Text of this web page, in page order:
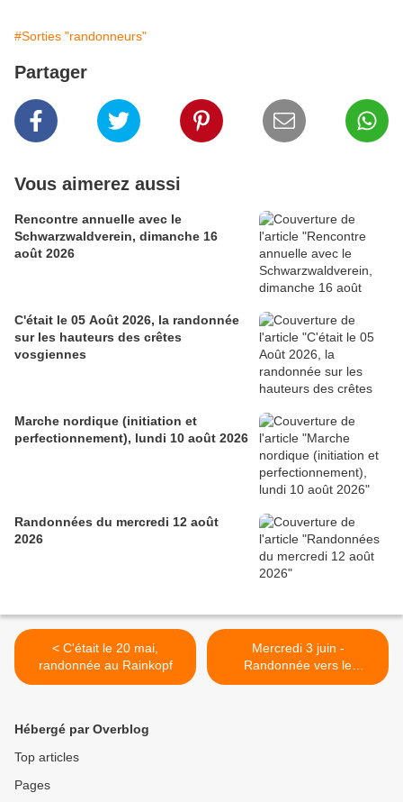
#Sorties "randonneurs"
Partager
Vous aimerez aussi
Rencontre annuelle avec le
Schwarzwaldverein, dimanche 16
août 2026
C'était le 05 Août 2026, la randonnée
sur les hauteurs des crêtes
vosgiennes
Marche nordique (initiation et
perfectionnement), lundi 10 août 2026
Randonnées du mercredi 12 août
2026
< C'était le 20 mai,
randonnée au Rainkopf
Mercredi 3 juin -
Randonnée vers le
Hohneck >
Hébergé par Overblog
Top articles
Pages